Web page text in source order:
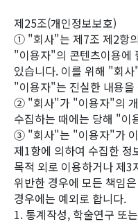
제25조(개인정보보호)
① "회사"는 제7조 제2항
"이용자"의 콘텐츠이용에
있습니다. 이를 위해 "회
"이용자"는 진실한 내용
② "회사"가 "이용자"의
수집하는 때에는 당해 "이
③ "회사"는 "이용자"가 이
제1항에 의하여 수집한
목적 외로 이용하거나 제3
위반한 경우에 모든 책임
경우에는 예외로 합니다.
1. 통계작성, 학술연구 또